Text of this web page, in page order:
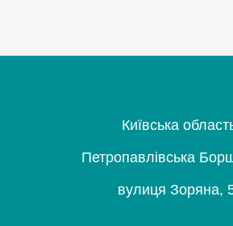
Київська
Петропавлівська
вулиця Зоряна,